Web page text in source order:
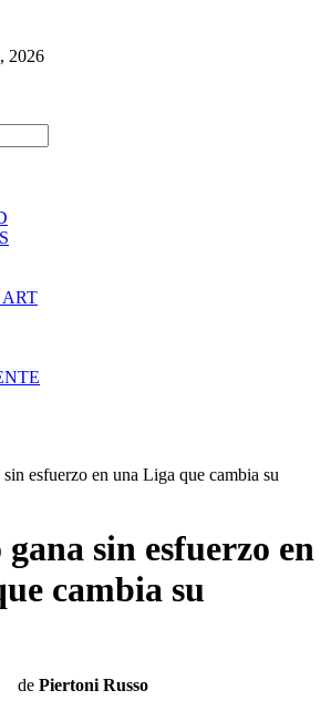
2026
ART
esfuerzo en una Liga que cambia su
sin esfuerzo en
cambia su
de Piertoni Russo